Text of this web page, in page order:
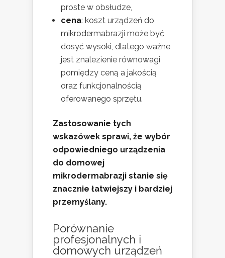
proste w obsłudze,
cena: koszt urządzeń do
mikrodermabrazji może być
dosyć wysoki, dlatego ważne
jest znalezienie równowagi
pomiędzy ceną a jakością
oraz funkcjonalnością
oferowanego sprzętu.
Zastosowanie tych
wskazówek sprawi, że wybór
odpowiedniego urządzenia
do domowej
mikrodermabrazji stanie się
znacznie łatwiejszy i bardziej
przemyślany.
Porównanie
profesjonalnych i
domowych urządzeń